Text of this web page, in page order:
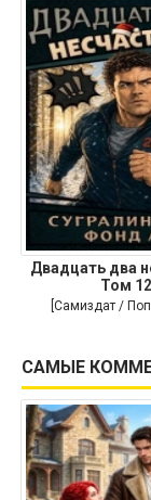
Двадцать два
Том 12
[Самиздат /
САМЫЕ